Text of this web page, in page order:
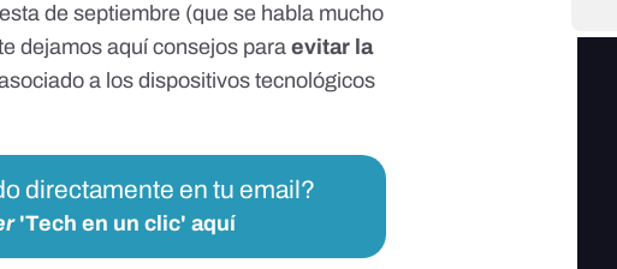
de septiembre (que se habla mucho
dejamosaquí consejos paraevitar la
a los dispositivos tecnológicos
directamente en tu email?
'Tech en un clic' aquí